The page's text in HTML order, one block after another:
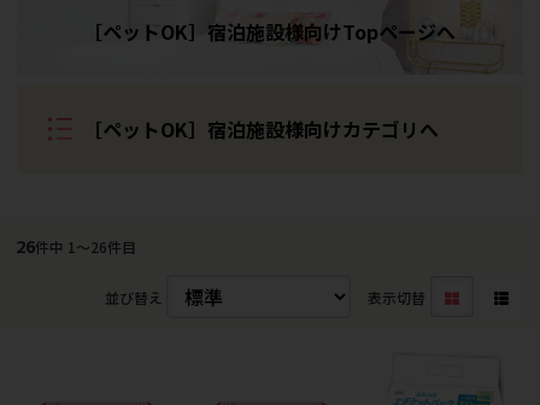
［ペットOK］宿泊施設様向けTopページへ
［ペットOK］宿泊施設様向けカテゴリへ
26件中 1〜26件目
並び替え 表示切替